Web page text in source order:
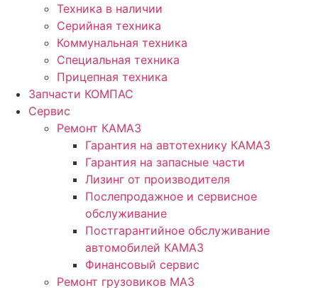
Техника в наличии
Серийная техника
Коммунальная техника
Специальная техника
Прицепная техника
Запчасти КОМПАС
Сервис
Ремонт КАМАЗ
Гарантия на автотехнику КАМАЗ
Гарантия на запасные части
Лизинг от производителя
Послепродажное и сервисное
обслуживание
Постгарантийное обслуживание
автомобилей КАМАЗ
Финансовый сервис
Ремонт грузовиков МАЗ